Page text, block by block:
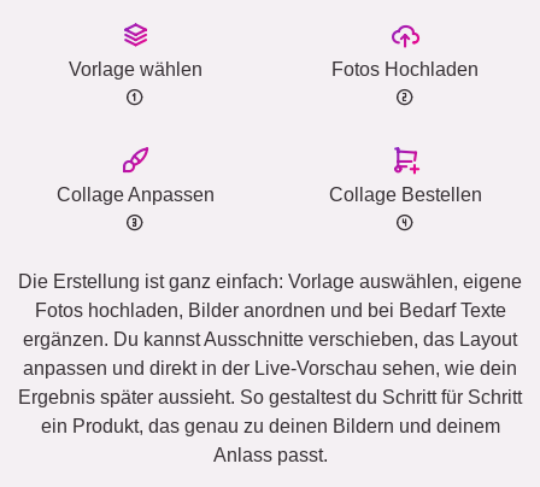
Vorlage wählen Fotos Hochladen
Collage Anpassen Collage Bestellen
Die Erstellung ist ganz einfach: Vorlage auswählen, eigene
Fotos hochladen, Bilder anordnen und bei Bedarf Texte
ergänzen. Du kannst Ausschnitte verschieben, das Layout
anpassen und direkt in der Live-Vorschau sehen, wie dein
Ergebnis später aussieht. So gestaltest du Schritt für Schritt
ein Produkt, das genau zu deinen Bildern und deinem
Anlass passt.